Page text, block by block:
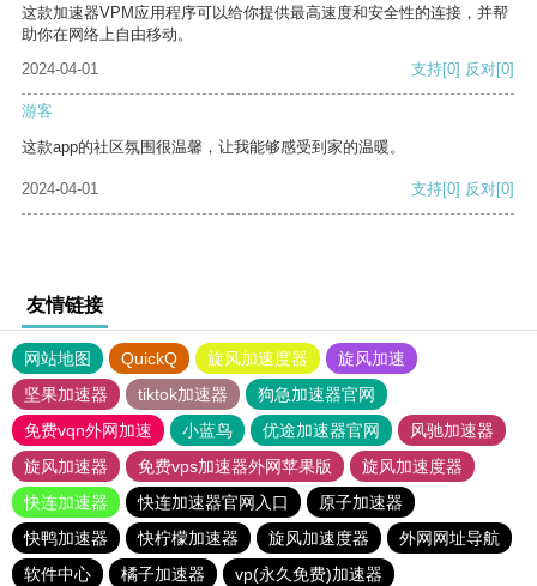
这款加速器VPM应用程序可以给你提供最高速度和安全性的连接，并帮
助你在网络上自由移动。
2024-04-01
支持[0] 反对[0]
游客
这款app的社区氛围很温馨，让我能够感受到家的温暖。
2024-04-01 支持[0] 反对[0]
友情链接
网站地图 QuickQ 旋风加速度器
旋风加速
坚果加速器
tiktok加速器
狗急加速器官网
免费vqn外网加速
小蓝鸟 优途加速器官网
风驰加速器
旋风加速器
免费vps加速器外网苹果版
旋风加速度器
快连加速器
快连加速器官网入口
原子加速器
快鸭加速器
快柠檬加速器 旋风加速度器
外网网址导航
软件中心
橘子加速器
vp(永久免费)加速器